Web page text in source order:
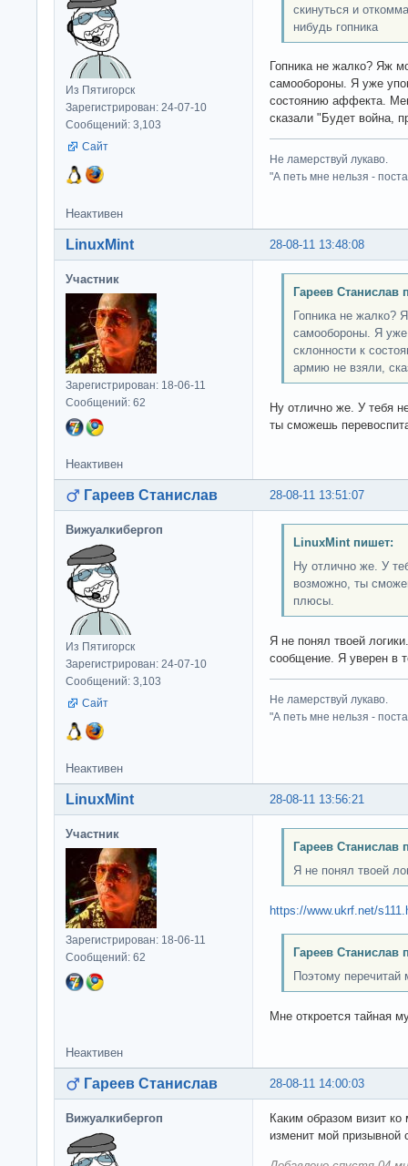
Из Пятигорск
Зарегистрирован: 24-07-10
Сообщений: 3,103
Сайт
скинуться и
нибудь гопника
Гопника не жалко? Яж
самообороны. Я уже
состоянию аффекта.
сказали "Будет война,
Не ламерствуй лукаво.
"А петь мне нельзя -
Неактивен
28-08-11 13:48:08
LinuxMint
Участник
Зарегистрирован: 18-06-11
Сообщений: 62
Гареев Станислав
Гопника не жалко?
самообороны. Я
склонности к
армию не взяли,
Ну отлично же. У тебя
ты сможешь
Неактивен
28-08-11 13:51:07
Гареев Станислав
Вижуалкибергоп
Из Пятигорск
Зарегистрирован: 24-07-10
Сообщений: 3,103
Сайт
LinuxMint пишет:
Ну отлично же. У
возможно, ты
плюсы.
Я не понял твоей
сообщение. Я уверен в
Не ламерствуй лукаво.
"А петь мне нельзя -
Неактивен
28-08-11 13:56:21
LinuxMint
Участник
Зарегистрирован: 18-06-11
Сообщений: 62
Гареев Станислав
Я не понял твоей
https://www.ukrf.net/
Гареев Станислав
Поэтому
Мне откроется тайная
Неактивен
28-08-11 14:00:03
Гареев Станислав
Вижуалкибергоп
Каким образом визит
изменит мой призывной